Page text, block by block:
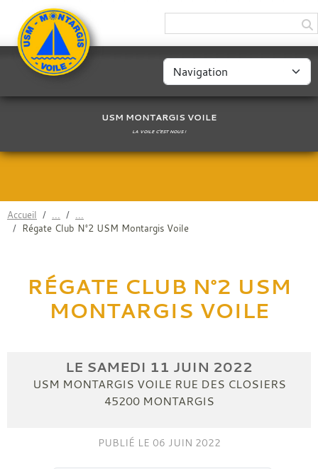
USM MONTARGIS VOILE
LA VOILE C'EST NOUS !
Accueil
Régate Club N°2 USM Montargis Voile
RÉGATE CLUB N°2 USM
MONTARGIS VOILE
LE SAMEDI 11 JUIN 2022
USM MONTARGIS VOILE RUE DES CLOSIERS
45200 MONTARGIS
PUBLIÉ LE 06 JUIN 2022
Panneau de gestion des cookies